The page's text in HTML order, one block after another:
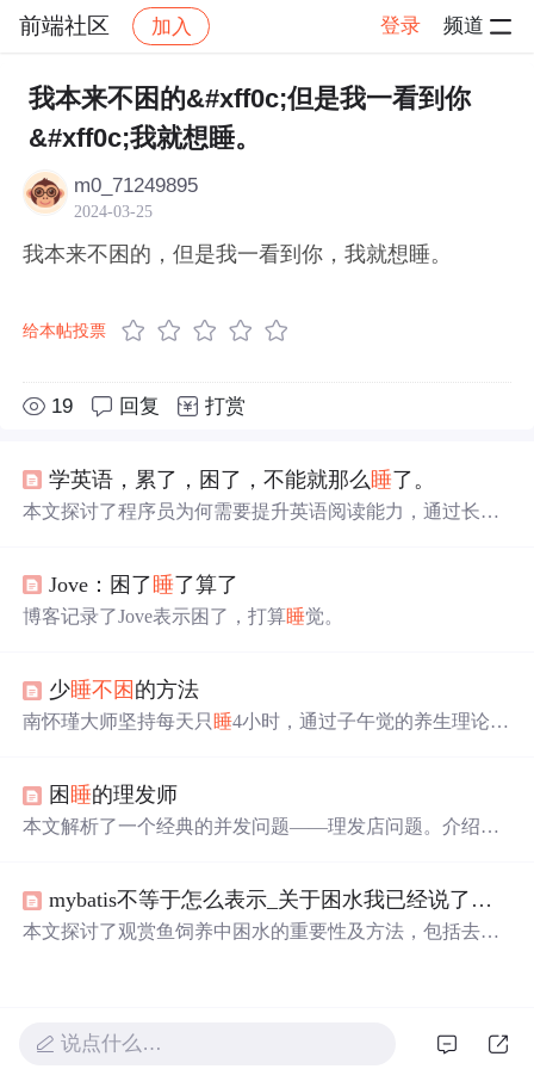
前端社区 加入 登录 频道
社区 前端社区 感慨 帖子详情
我本来不困的&#xff0c;但是我一看到你
&#xff0c;我就想睡。
m0_71249895
2024-03-25
我本来不困的，但是我一看到你，我就想睡。
给本帖投票
19 回复 打赏
学英语，累了，困了，不能就那么睡了。
本文探讨了程序员为何需要提升英语阅读能力，通过长
使初期进展缓慢，坚持阅读将显著提升阅读能力。
Jove：困了睡了算了
博客记录了Jove表示困了，打算睡觉。
少睡不困 的方法
南怀瑾大师坚持每天只 睡4小时，通过子午觉的养生理论，
科学睡眠对健康的重要作用。
困 睡的理发师
本文解析了一个经典的并发问题——理发店问题。介绍了
过信号量和互斥机制解决顾客等待和理发师服务的问题。
mybatis不等于怎么表示_关于困水我已经说了很多次了，净水不等于困水，怎么就不明白呢？...
本文探讨了观赏鱼饲养中困水的重要性及方法，包括去除
说点什么…